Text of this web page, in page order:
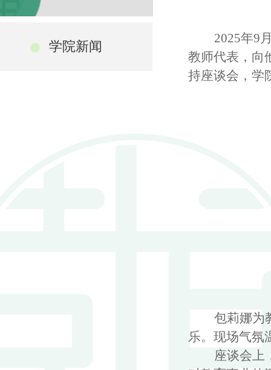
学院新闻
2025年9
教师代表，向
持座谈会，学
包莉娜为
乐。现场气氛
座谈会上